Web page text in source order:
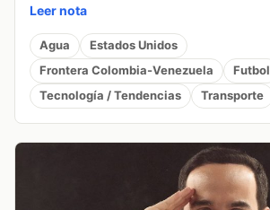
Leer nota
Agua
Estados Unidos
Frontera Colombia-Venezuela
Futbol
Tecnología / Tendencias
Transporte